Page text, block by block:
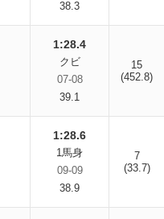
38.3
1:28.4
クビ
07-08
39.1
15
(452.8)
1:28.6
1馬身
09-09
38.9
7
(33.7)